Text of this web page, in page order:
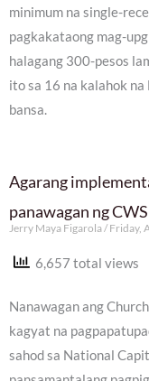
minimum na single-
pagkakataong mag-
halagang 300-pesos
ito sa 16 na kalahok
bansa.
Agarang
panawagan ng CWS
Jerry Maya Figarola Friday,
6,657 total views
Nanawagan ang
kagyat na
sahod sa National